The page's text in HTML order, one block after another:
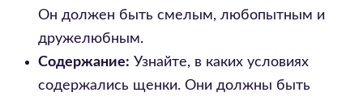
Он должен быть смелым, любопытным и
дружелюбным.
Содержание: Узнайте, в каких условиях
содержались щенки. Они должны быть